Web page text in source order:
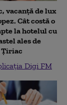
vacanță de lux
Cât costă o
la hotelul cu
ales de
Digi FM